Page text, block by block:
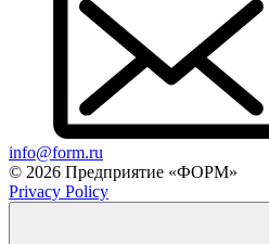
info@form.ru
© 2026 Предприятие «ФОРМ»
Privacy Policy